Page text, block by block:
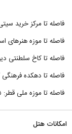
فاصله تا مرکز خرید سیتی
فاصله تا موزه هنرهای اسلامی: ۳.۳
فاصله تا کاخ سلطنتی دیوان
فاصله تا دهکده فرهنگی کاتارا: ۳.۹
فاصله تا موزه ملی قطر: ۴.۵ کیلومتر
امکانات هتل